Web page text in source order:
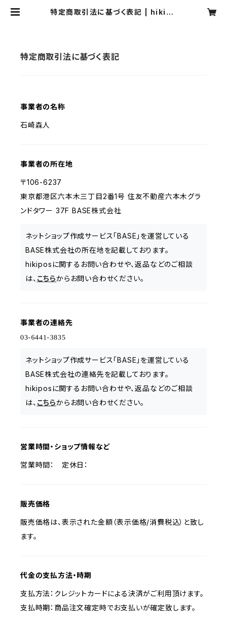
特定商取引法に基づく表記 | hikipo
特定商取引法に基づく表記
事業者の名称
石崎森人
事業者の所在地
〒106-6237
東京都港区六本木三丁目2番1号 住友不動産六本木グラ
ンドタワー 37F BASE株式会社
ネットショップ作成サービス「BASE」を運営している
BASE株式会社の所在地を記載しております。
hikiposに関するお問い合わせや、返品などのご相談
は、 こちらからお問い合わせください。
事業者の連絡先
ネットショップ作成サービス「BASE」を運営している
BASE株式会社の連絡先を記載しております。
hikiposに関するお問い合わせや、返品などのご相談
は、 こちらからお問い合わせください。
営業時間・ショップ情報など
営業時間： 定休日：
販売価格
販売価格は、表示された金額（表示価格/消費税込）と致し
ます。
代金の支払方法・時期
支払方法：クレジットカードによる決済がご利用頂けます。
支払時期：商品注文確定時でお支払いが確定致します。